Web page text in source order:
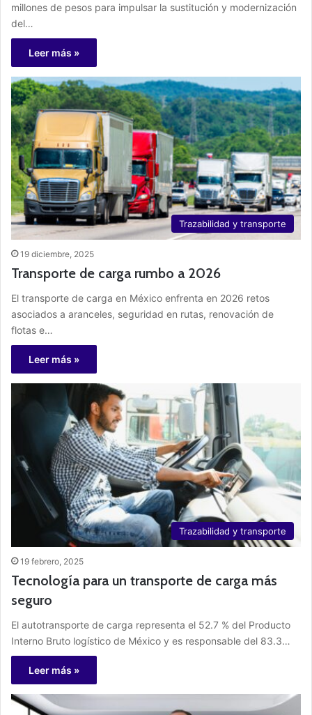
millones de pesos para impulsar la sustitución y modernización
del…
Leer más »
Trazabilidad y transporte
19 diciembre, 2025
Transporte de carga rumbo a 2026
El transporte de carga en México enfrenta en 2026 retos
asociados a aranceles, seguridad en rutas, renovación de
flotas e…
Leer más »
Trazabilidad y transporte
19 febrero, 2025
Tecnología para un transporte de carga más
seguro
El autotransporte de carga representa el 52.7 % del Producto
Interno Bruto logístico de México y es responsable del 83.3…
Leer más »